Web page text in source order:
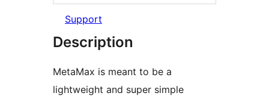
Support
Description
MetaMax is meant to be a
lightweight and super simple